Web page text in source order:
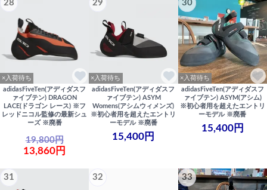
28
×入荷待ち
adidasFiveTen(アディダスフ
ァイブテン) DRAGON
LACE(ドラゴン レース) ※フ
レッドニコル監修の最新シュ
ーズ ※廃番
19,800円
13,860円
29
×入荷待ち
adidasFiveTen(アディダスフ
ァイブテン) ASYM
Womens(アシムウィメンズ)
※初心者用を超えたエントリ
ーモデル ※廃番
15,400円
30
×入荷待ち
adidasFiveTen(アディダスフ
ァイブテン) ASYM(アシム)
※初心者用を超えたエントリ
ーモデル ※廃番
15,400円
31 32 33